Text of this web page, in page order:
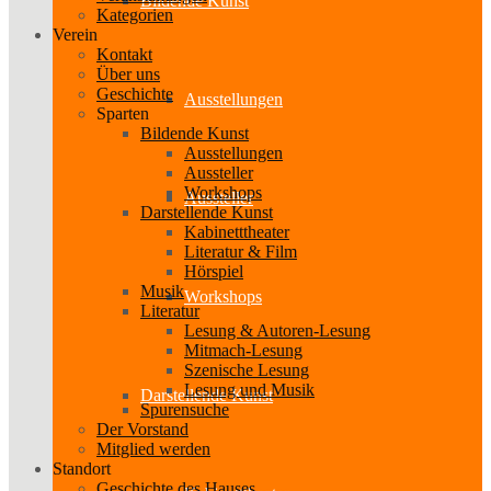
Ausstellungen
Aussteller
Workshops
Darstellende Kunst
Kategorien
Verein
Kontakt
Über uns
Geschichte
Sparten
Bildende Kunst
Ausstellungen
Aussteller
Workshops
Darstellende Kunst
Kabinetttheater
Literatur & Film
Hörspiel
Musik
Literatur
Lesung & Autoren-Lesung
Mitmach-Lesung
Szenische Lesung
Lesung und Musik
Spurensuche
Der Vorstand
Mitglied werden
Standort